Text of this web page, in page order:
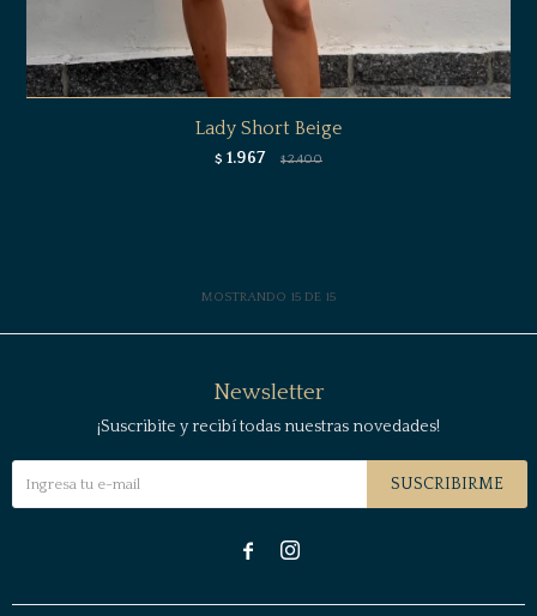
Lady Short Beige
$ 1.967 $ 2.400
MOSTRANDO 15 DE 15
Newsletter
¡Suscribite y recibí todas nuestras novedades!
SUSCRIBIRME
 